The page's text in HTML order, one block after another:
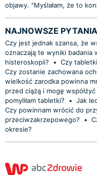
objawy. "Myślałam, że to
NAJNOWSZE
Czy jest jednak szansa, że
oznaczają te wyniki badania
histeroskopii?
• Czy
Czy zostanie zachowana
wielkość zarodka powinna
przed ciążą i mogę
pomyliłam tabletki?
• Jak
Czy powinnam wrócić do
przeciwzakrzepowego?
•
okresie?